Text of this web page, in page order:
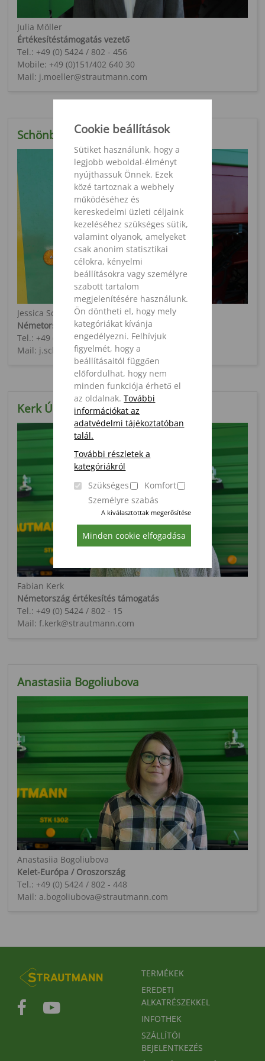
Cookie beállítások
Sütiket használunk, hogy a
legjobb weboldal-élményt
nyújthassuk Önnek. Ezek
közé tartoznak a webhely
működéséhez és
kereskedelmi üzleti céljaink
kezeléséhez szükséges sütik,
valamint olyanok, amelyeket
csak anonim statisztikai
célokra, kényelmi
beállításokra vagy személyre
szabott tartalom
megjelenítésére használunk.
Ön döntheti el, hogy mely
kategóriákat kívánja
engedélyezni. Felhívjuk
figyelmét, hogy a
beállításaitól függően
előfordulhat, hogy nem
minden funkciója érhető el
az oldalnak.További
információkat az
adatvédelmi tájékoztatóban
talál.
További részletek a
kategóriákról
Szükséges
Komfort
Személyre szabás
A kiválasztottak megerősítése
Minden cookie elfogadása
Julia Möller
Értékesítéstámogatás vezető
Tel.: +49 (0) 5424 / 802 - 456
Mobile: +49 (0)151/402 640 30
Mail: j.moeller@strautmann.com
Schönbrunn Asszony
Jessica Schönbrunn
Németország értékesítés támogatás
Tel.: +49 (0) 5424 / 802 - 928
Mail: j.schoenbrunn@strautmann.com
Kerk Úr
Fabian Kerk
Németország értékesítés támogatás
Tel.: +49 (0) 5424 / 802 - 15
Mail: f.kerk@strautmann.com
Anastasiia Bogoliubova
Anastasiia Bogoliubova
Kelet-Európa / Oroszország
Tel.: +49 (0) 5424 / 802 - 448
Mail: a.bogoliubova@strautmann.com
FUSSBEREICHSMENÜ
TERMÉKEK
EREDETI
ALKATRÉSZEKKEL
INFOTHEK
SZÁLLÍTÓI
BEJELENTKEZÉS